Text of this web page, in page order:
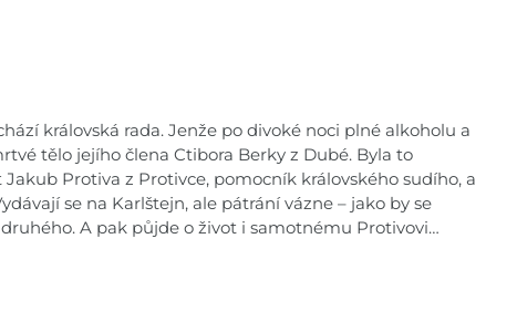
královská rada. Jenže po divoké noci plné alkoholu a
tělo jejího člena Ctibora Berky z Dubé. Byla to
Protiva z Protivce, pomocník královského sudího, a
se na Karlštejn, ale pátrání vázne – jako by se
A pak půjde o život i samotnému Protivovi…